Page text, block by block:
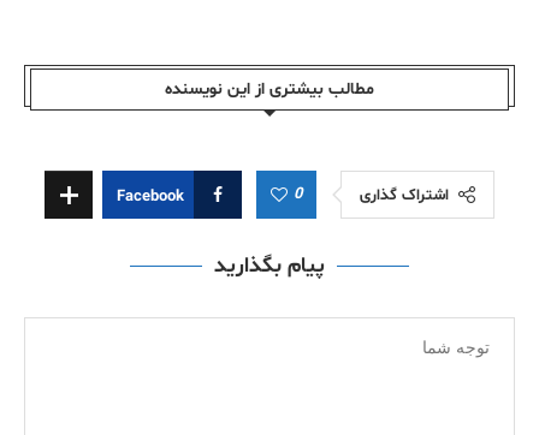
مطالب بیشتری از این نویسندە
اشتراک گذاری 0
Facebook
پیام بگذارید